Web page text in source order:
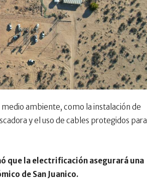
ambiente, como la instalación de
y el uso de cables protegidos para
que la electrificación asegurará una
de San Juanico.